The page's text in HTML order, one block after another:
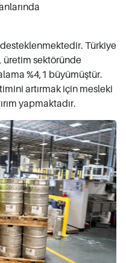
Türkiye
üretim sektöründe
%4,1 büyümüştür.
artırmak için mesleki
yapmaktadır.